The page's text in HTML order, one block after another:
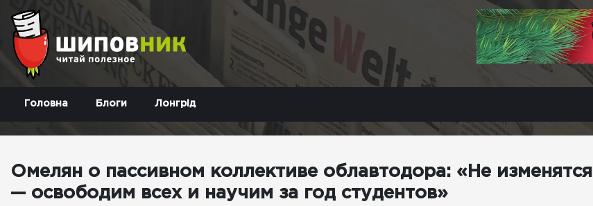
Головна Блоги Лонгрід
Омелян о пассивном коллективе облавтодора: «Не изменятся
— освободим всех и научим за год студентов»